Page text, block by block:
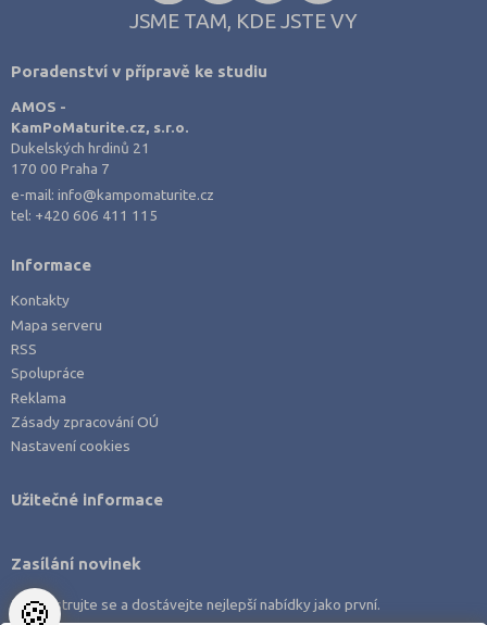
JSME TAM, KDE JSTE VY
Poradenství v přípravě ke studiu
AMOS -
KamPoMaturite.cz, s.r.o.
Dukelských hrdinů 21
170 00 Praha 7
e-mail:info@kampomaturite.cz
tel: +420 606 411 115
Informace
Kontakty
Mapa serveru
RSS
Spolupráce
Reklama
Zásady zpracování OÚ
Nastavení cookies
Užitečné informace
Zasílání novinek
Zaregistrujte se a dostávejte nejlepší nabídky jako první.
🍪